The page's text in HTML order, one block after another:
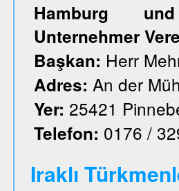
Hamburg und
Unternehmer
Başkan: Herr
Adres: An der
Yer: 25421
Telefon: 0176 /
Iraklı